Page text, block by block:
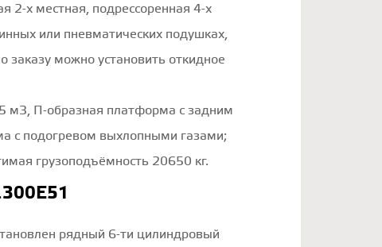
2-х местная, подрессоренная 4-х
или пневматических подушках,
заказу можно установить откидное
м3, П-образная платформа с задним
с подогревом выхлопными газами;
грузоподъёмность 20650 кг.
рядный 6-ти цилиндровый